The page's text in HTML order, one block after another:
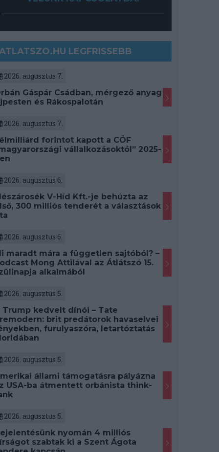
LEGFRISSEBB
2026. augusztus 7.
Gáspár Csádban, mérgező anyag
és Rákospalotán
2026. augusztus 7.
forintot kapott a CÖF
vállalkozásoktól” 2025-
2026. augusztus 6.
V-Híd Kft.-je behúzta az
300 milliós tenderét a választások
2026. augusztus 6.
maradt mára a független sajtóból? –
Mong Attilával az Átlátszó 15.
alkalmából
2026. augusztus 5.
Trump kedvelt dínói – Tate
brit predátorok havaselvei
furulyaszóra, letartóztatás
2026. augusztus 5.
állami támogatásra pályázna
USA-ba átmentett orbánista think-
2026. augusztus 5.
nyomán 4 milliós
szabtak ki a Szent Ágota